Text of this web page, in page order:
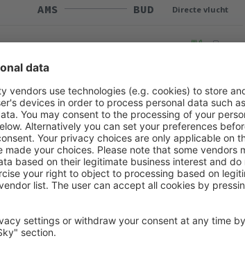
AMS BUD Directe vlucht
2h details
BUD AMS Directe vlucht
2h 5min details